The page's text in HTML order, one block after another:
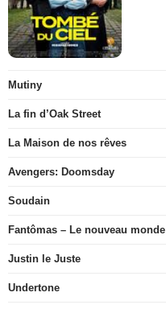
Mutiny
La fin d’Oak Street
La Maison de nos rêves
Avengers: Doomsday
Soudain
Fantômas – Le nouveau monde
Justin le Juste
Undertone